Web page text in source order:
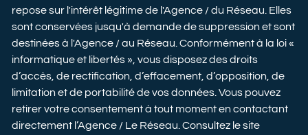
repose sur l'intérêt légitime de l'Agence / du Réseau. Elles
sont conservées jusqu'à demande de suppression et sont
destinées à l'Agence / au Réseau. Conformément à la loi «
informatique et libertés », vous disposez des droits
d’accès, de rectification, d’effacement, d’opposition, de
limitation et de portabilité de vos données. Vous pouvez
retirer votre consentement à tout moment en contactant
directement l’Agence / Le Réseau. Consultez le site